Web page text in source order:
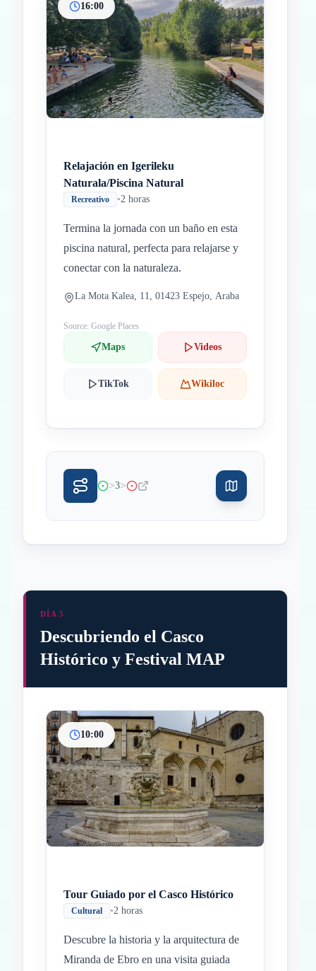
16:00
Relajación en Igerileku
Naturala/Piscina Natural
Recreativo •2 horas
Termina la jornada con un baño en esta
piscina natural, perfecta para relajarse y
conectar con la naturaleza.
La Mota Kalea, 11, 01423 Espejo, Araba
Source: Google Places
Maps Videos
TikTok Wikiloc
>3>
InicioParadas intermedias
Final
DÍA 5
Descubriendo el Casco
Histórico y Festival MAP
10:00
Tour Guiado por el Casco Histórico
Cultural •2 horas
Descubre la historia y la arquitectura de
Miranda de Ebro en una visita guiada